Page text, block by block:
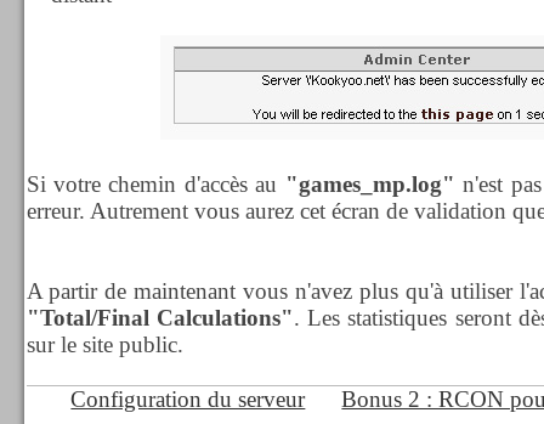
Si votre chemin d'accès au "games_mp.log" n'est
erreur. Autrement vous aurez cet écran de validation
A partir de maintenant vous n'avez plus qu'à utiliser
"Total/Final Calculations". Les statistiques seront
sur le site public.
Configuration du serveur Bonus 2 : RCON